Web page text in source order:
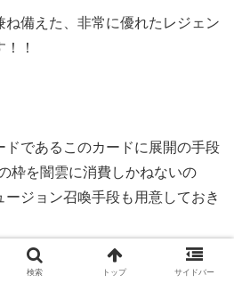
備えた、非常に優れたレジェン
！
ドであるこのカードに展開の手段
枠を闇雲に消費しかねないの
ジョン召喚手段も用意しておき
検索 トップ サイドバー